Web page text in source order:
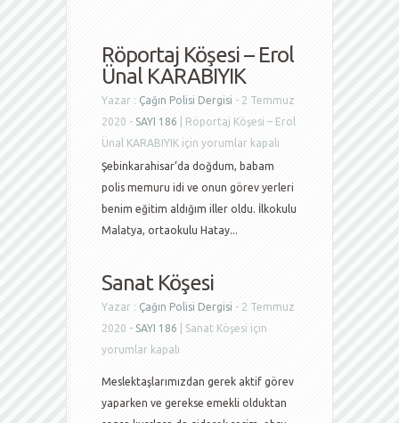
Röportaj Köşesi – Erol
Ünal KARABIYIK
Yazar : Çağın Polisi Dergisi - 2 Temmuz
2020 - SAYI 186
Röportaj Köşesi – Erol
Ünal KARABIYIK için yorumlar kapalı
Şebinkarahisar’da doğdum, babam
polis memuru idi ve onun görev yerleri
benim eğitim aldığım iller oldu. İlkokulu
Malatya, ortaokulu Hatay...
Sanat Köşesi
Yazar : Çağın Polisi Dergisi - 2 Temmuz
2020 - SAYI 186
Sanat Köşesi için
yorumlar kapalı
Meslektaşlarımızdan gerek aktif görev
yaparken ve gerekse emekli olduktan